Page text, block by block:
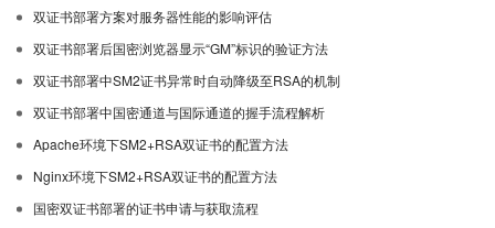
双证书部署方案对服务器性能的影响评估
双证书部署后国密浏览器显示“GM”标识的验证方法
双证书部署中SM2证书异常时自动降级至RSA的机制
双证书部署中国密通道与国际通道的握手流程解析
Apache环境下SM2+RSA双证书的配置方法
Nginx环境下SM2+RSA双证书的配置方法
国密双证书部署的证书申请与获取流程